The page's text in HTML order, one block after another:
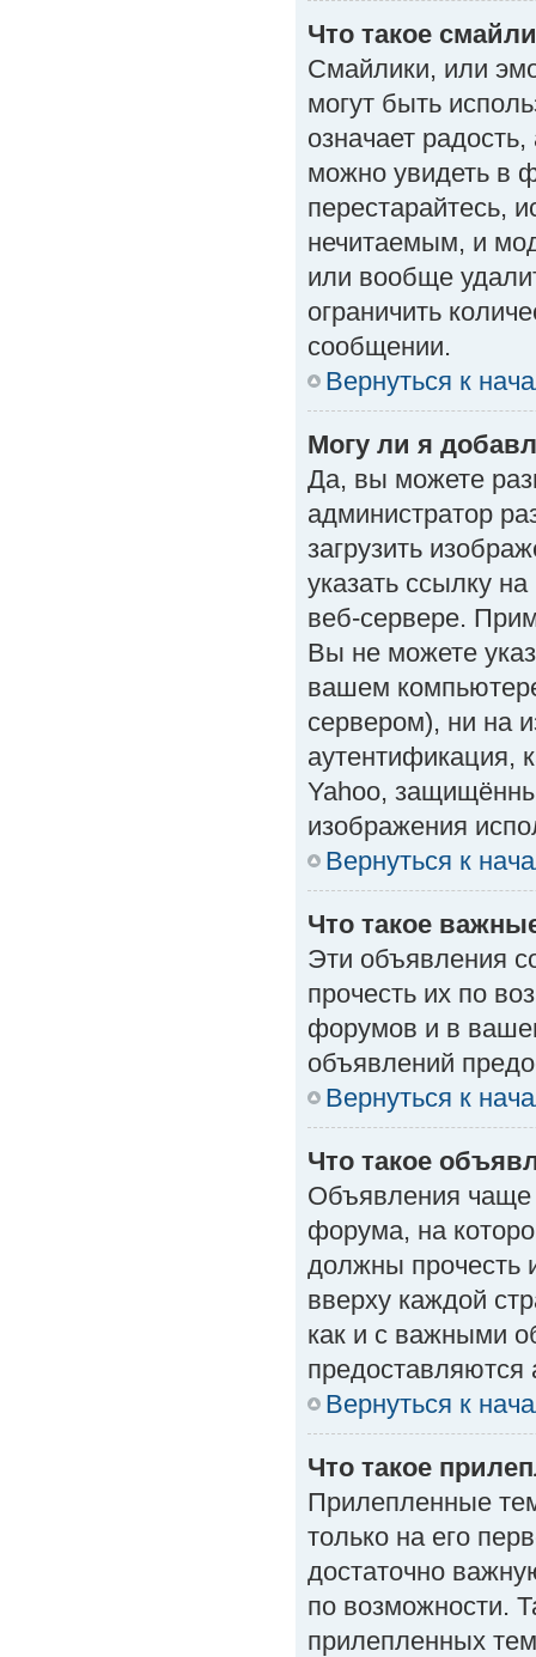
Что такое
Смайлики, или
могут быть
означает
можно увидеть в
перестарайтесь,
нечитаемым, и
или вообще
ограничить
сообщении.
Вернуться к
Могу ли я
Да, вы можете
администратор
загрузить
указать ссылку
веб-сервере.
Вы не можете
вашем
сервером), ни на
аутентификация,
Yahoo,
изображения
Вернуться к
Что такое
Эти объявления
прочесть их по
форумов и в
объявлений
Вернуться к
Что такое
Объявления
форума, на
должны прочесть
вверху каждой
как и с важными
предоставляются
Вернуться к
Что такое
Прилепленные
только на его
достаточно
по возможности.
прилепленных